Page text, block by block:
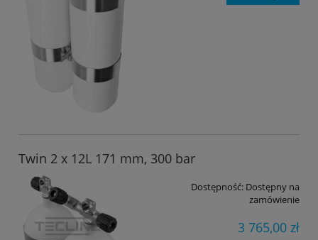
Twin 2 x 12L 171 mm, 300 bar
Dostępność: Dostępny na
zamówienie
3 765,00 zł